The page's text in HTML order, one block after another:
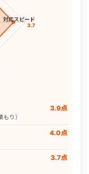
対応スピード
3.7
3.9点
り）
4.0点
3.7点